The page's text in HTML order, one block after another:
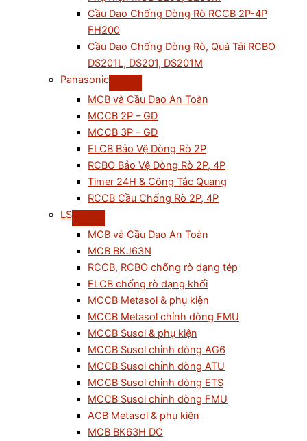
Cầu Dao Chống Dòng Rò RCCB 2P-4P
FH200
Cầu Dao Chống Dòng Rò, Quá Tải RCBO
DS201L, DS201, DS201M
Panasonic
MCB và Cầu Dao An Toàn
MCCB 2P – GD
MCCB 3P – GD
ELCB Bảo Vệ Dòng Rò 2P
RCBO Bảo Vệ Dòng Rò 2P, 4P
Timer 24H & Công Tắc Quang
RCCB Cầu Chống Rò 2P, 4P
LS
MCB và Cầu Dao An Toàn
MCB BKJ63N
RCCB, RCBO chống rò dạng tép
ELCB chống rò dạng khối
MCCB Metasol & phụ kiện
MCCB Metasol chỉnh dòng FMU
MCCB Susol & phụ kiện
MCCB Susol chỉnh dòng AG6
MCCB Susol chỉnh dòng ATU
MCCB Susol chỉnh dòng ETS
MCCB Susol chỉnh dòng FMU
ACB Metasol & phụ kiện
MCB BK63H DC